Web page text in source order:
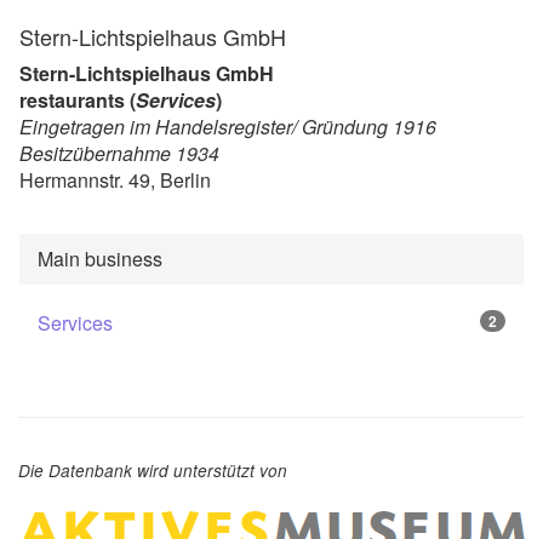
Stern-Lichtspielhaus GmbH
Stern-Lichtspielhaus GmbH
restaurants (Services)
Eingetragen im Handelsregister/ Gründung 1916
Besitzübernahme 1934
Hermannstr. 49, Berlin
Main business
Services 2
Die Datenbank wird unterstützt von